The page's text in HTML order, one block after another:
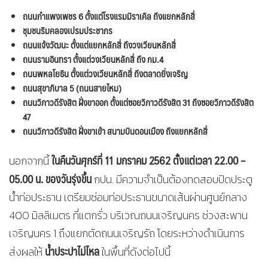
ถนนกำแพงเพชร 6 ตั้งแต่โรงแรมมิราเคิล ถึงแยกหลักสี่
ชุมชนริมคลองเปรมประชากร
ถนนแจ้งวัฒนะ ตั้งแต่แยกหลักสี่ ถึงวงเวียนหลักสี่
ถนนรามอินทรา ตั้งแต่วงเวียนหลักสี่ ถึง กม.4
ถนนพหลโยธิน ตั้งแต่วงเวียนหลักสี่ ถึงตลาดยิ่งเจริญ
ถนนสุขาภิบาล 5 (ถนนสายไหม)
ถนนวิภาวดีรังสิต ฝั่งขาออก ตั้งแต่ซอยวิภาวดีรังสิต 31 ถึงซอยวิภาวดีรังสิต
47
ถนนวิภาวดีรังสิต ฝั่งขาเข้า สนามบินดอนเมือง ถึงแยกหลักสี่
นอกจากนี้ในคืนวันศุกร์ที่ 11 มกราคม 2562 ตั้งแต่เวลา 22.00 –
05.00 น. ของวันรุ่งขึ้นกปน. มีความจำเป็นต้องทดสอบปิดประตู
น้ำท่อประธาน เตรียมซ่อมท่อประธานขนาดเส้นผ่านศูนย์กลาง
400 มิลลิเมตร ที่แตกรั่ว บริเวณถนนเจริญนคร ช่วงสะพาน
เจริญนคร 1 ถึงแยกตัดถนนเจริญรัถ โดยระหว่างดำเนินการ
ส่งผลให้น้ำประปาไม่ไหลในพื้นที่ดังต่อไปนี้